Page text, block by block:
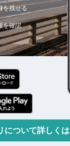
を残せる
を確認
について詳しく